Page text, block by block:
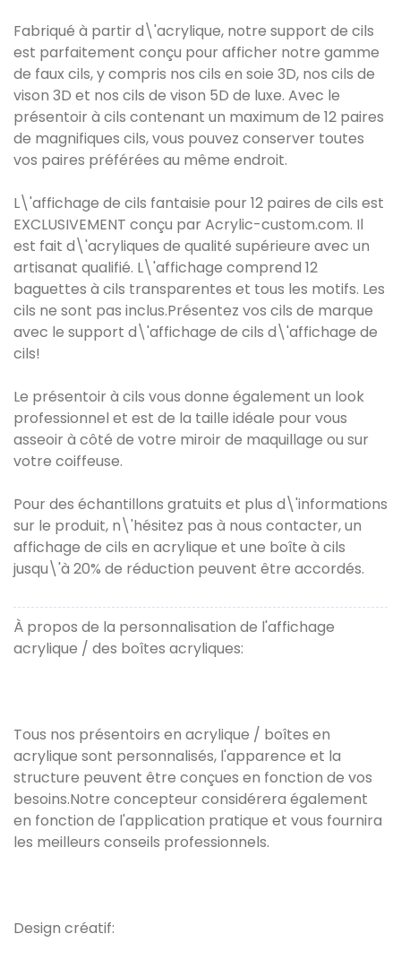
Fabriqué à partir d\'acrylique, notre support de cils
est parfaitement conçu pour afficher notre gamme
de faux cils, y compris nos cils en soie 3D, nos cils de
vison 3D et nos cils de vison 5D de luxe. Avec le
présentoir à cils contenant un maximum de 12 paires
de magnifiques cils, vous pouvez conserver toutes
vos paires préférées au même endroit.
L\'affichage de cils fantaisie pour 12 paires de cils est
EXCLUSIVEMENT conçu par Acrylic-custom.com. Il
est fait d\'acryliques de qualité supérieure avec un
artisanat qualifié. L\'affichage comprend 12
baguettes à cils transparentes et tous les motifs. Les
cils ne sont pas inclus.Présentez vos cils de marque
avec le support d\'affichage de cils d\'affichage de
cils!
Le présentoir à cils vous donne également un look
professionnel et est de la taille idéale pour vous
asseoir à côté de votre miroir de maquillage ou sur
votre coiffeuse.
Pour des échantillons gratuits et plus d\'informations
sur le produit, n\'hésitez pas à nous contacter, un
affichage de cils en acrylique et une boîte à cils
jusqu\'à 20% de réduction peuvent être accordés.
À propos de la personnalisation de l'affichage
acrylique / des boîtes acryliques:
Tous nos présentoirs en acrylique / boîtes en
acrylique sont personnalisés, l'apparence et la
structure peuvent être conçues en fonction de vos
besoins.Notre concepteur considérera également
en fonction de l'application pratique et vous fournira
les meilleurs conseils professionnels.
Design créatif: